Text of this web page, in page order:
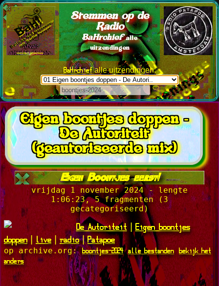
Stemmen op de
Radio
BaHrchief alle
uitzendingen
BaHrchiefalle uitzendingen:
Eigen boontjes doppen -
De Autoriteit
(geautoriseerde mix)
Eigen Boontjes eerst!
vrijdag 1 november 2024 - lengte
1:06:23, 5 fragmenten (3
gecategoriseerd)
De Autoriteit| Eigen boontjes
doppen| live|radio|Patapoe
op archive.org:boontjes-2024 alle bestanden bekijk het
anders